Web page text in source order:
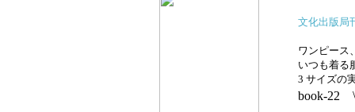
文化出版局
ワンピース
いつも着る
3 サイズの
book-22